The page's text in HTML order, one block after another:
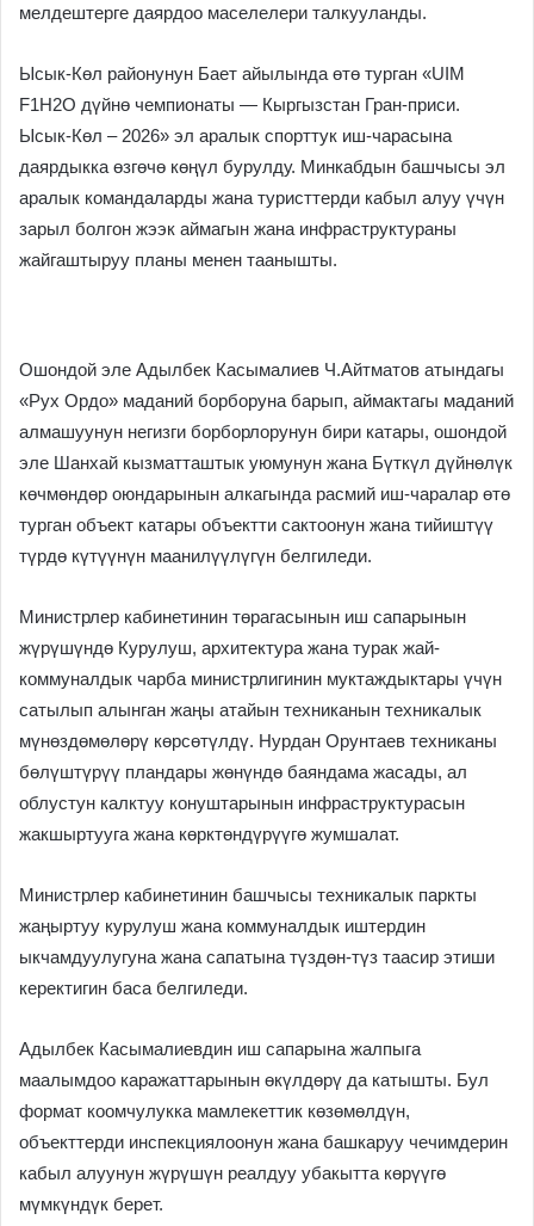
мелдештерге даярдоо маселелери талкууланды.
Ысык-Көл районунун Бает айылында өтө турган «UIM
F1H2O дүйнө чемпионаты — Кыргызстан Гран-приси.
Ысык-Көл – 2026» эл аралык спорттук иш-чарасына
даярдыкка өзгөчө көңүл бурулду. Минкабдын башчысы эл
аралык командаларды жана туристтерди кабыл алуу үчүн
зарыл болгон жээк аймагын жана инфраструктураны
жайгаштыруу планы менен таанышты.
Ошондой эле Адылбек Касымалиев Ч.Айтматов атындагы
«Рух Ордо» маданий борборуна барып, аймактагы маданий
алмашуунун негизги борборлорунун бири катары, ошондой
эле Шанхай кызматташтык уюмунун жана Бүткүл дүйнөлүк
көчмөндөр оюндарынын алкагында расмий иш-чаралар өтө
турган объект катары объектти сактоонун жана тийиштүү
түрдө күтүүнүн маанилүүлүгүн белгиледи.
Министрлер кабинетинин төрагасынын иш сапарынын
жүрүшүндө Курулуш, архитектура жана турак жай-
коммуналдык чарба министрлигинин муктаждыктары үчүн
сатылып алынган жаңы атайын техниканын техникалык
мүнөздөмөлөрү көрсөтүлдү. Нурдан Орунтаев техниканы
бөлүштүрүү пландары жөнүндө баяндама жасады, ал
облустун калктуу конуштарынын инфраструктурасын
жакшыртууга жана көрктөндүрүүгө жумшалат.
Министрлер кабинетинин башчысы техникалык паркты
жаңыртуу курулуш жана коммуналдык иштердин
ыкчамдуулугуна жана сапатына түздөн-түз таасир этиши
керектигин баса белгиледи.
Адылбек Касымалиевдин иш сапарына жалпыга
маалымдоо каражаттарынын өкүлдөрү да катышты. Бул
формат коомчулукка мамлекеттик көзөмөлдүн,
объекттерди инспекциялоонун жана башкаруу чечимдерин
кабыл алуунун жүрүшүн реалдуу убакытта көрүүгө
мүмкүндүк берет.